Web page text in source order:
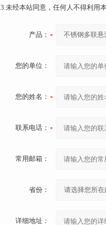
3.未经本站同意，任何人不得利用
产品：
您的单位：
您的姓名：
联系电话：
常用邮箱：
省份：
详细地址：